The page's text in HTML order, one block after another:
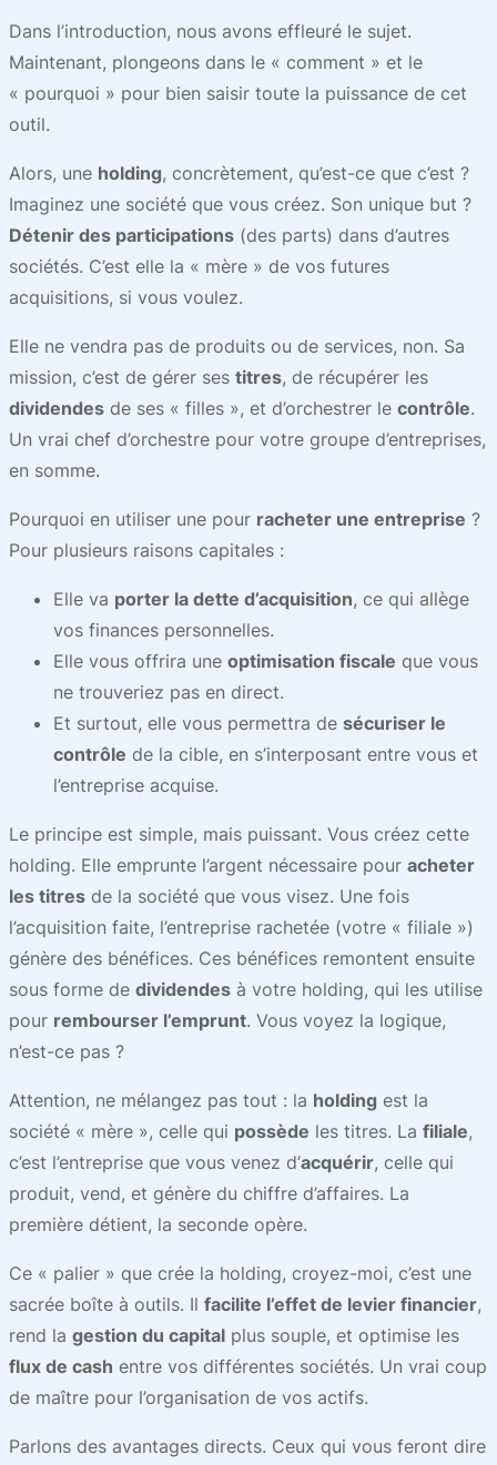
Dans l’introduction, nous avons effleuré le sujet.
Maintenant, plongeons dans le « comment » et le
« pourquoi » pour bien saisir toute la puissance de cet
outil.
Alors, une holding, concrètement, qu’est-ce que c’est ?
Imaginez une société que vous créez. Son unique but ?
Détenir des participations (des parts) dans d’autres
sociétés. C’est elle la « mère » de vos futures
acquisitions, si vous voulez.
Elle ne vendra pas de produits ou de services, non. Sa
mission, c’est de gérer ses titres, de récupérer les
dividendes de ses « filles », et d’orchestrer le contrôle.
Un vrai chef d’orchestre pour votre groupe d’entreprises,
en somme.
Pourquoi en utiliser une pour racheter une entreprise ?
Pour plusieurs raisons capitales :
Elle va porter la dette d’acquisition, ce qui allège
vos finances personnelles.
Elle vous offrira une optimisation fiscale que vous
ne trouveriez pas en direct.
Et surtout, elle vous permettra de sécuriser le
contrôle de la cible, en s’interposant entre vous et
l’entreprise acquise.
Le principe est simple, mais puissant. Vous créez cette
holding. Elle emprunte l’argent nécessaire pour acheter
les titres de la société que vous visez. Une fois
l’acquisition faite, l’entreprise rachetée (votre « filiale »)
génère des bénéfices. Ces bénéfices remontent ensuite
sous forme de dividendes à votre holding, qui les utilise
pour rembourser l’emprunt. Vous voyez la logique,
n’est-ce pas ?
Attention, ne mélangez pas tout : la holding est la
société « mère », celle qui possède les titres. La filiale,
c’est l’entreprise que vous venez d’acquérir, celle qui
produit, vend, et génère du chiffre d’affaires. La
première détient, la seconde opère.
Ce « palier » que crée la holding, croyez-moi, c’est une
sacrée boîte à outils. Il facilite l’effet de levier financier,
rend la gestion du capital plus souple, et optimise les
flux de cash entre vos différentes sociétés. Un vrai coup
de maître pour l’organisation de vos actifs.
Parlons des avantages directs. Ceux qui vous feront dire